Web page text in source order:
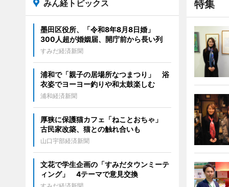
特集
みん経トピックス
墨田区役所、「令和8年8月8日婚」
300人超が婚姻届、開庁前から長い列
すみだ経済新聞
浦和で「親子の居場所なつまつり」 浴
衣姿でヨーヨー釣りや和太鼓楽しむ
浦和経済新聞
厚狭に保護猫カフェ「ねことおちゃ」
古民家改築、猫との触れ合いも
山口宇部経済新聞
文花で学生企画の「すみだタウンミーテ
ィング」 4テーマで意見交換